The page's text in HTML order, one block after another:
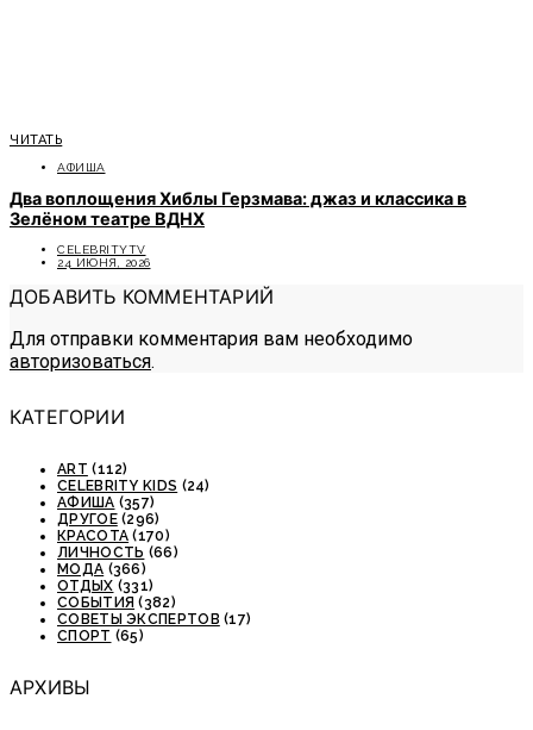
ЧИТАТЬ
АФИША
Два воплощения Хиблы Герзмава: джаз и классика в
Зелёном театре ВДНХ
CELEBRITYTV
24 ИЮНЯ, 2026
ДОБАВИТЬ КОММЕНТАРИЙ
Для отправки комментария вам необходимо
авторизоваться.
КАТЕГОРИИ
ART (112)
CELEBRITY KIDS (24)
АФИША (357)
ДРУГОЕ(296)
КРАСОТА (170)
ЛИЧНОСТЬ (66)
МОДА (366)
ОТДЫХ (331)
СОБЫТИЯ (382)
СОВЕТЫ ЭКСПЕРТОВ (17)
СПОРТ (65)
АРХИВЫ